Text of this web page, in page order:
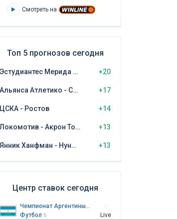
Смотреть на
Топ 5 прогнозов сегодня
Эстудиантес Мерида - Самора +20
Альянса Атлетико - Сьенсиано +17
ЦСКА - Ростов +14
Локомотив - Акрон Тольятти +13
Янник Ханфман - Нуно Борхес +13
Центр ставок сегодня
Чемпионат Аргентины. Примера дивизион
Футбол 6
Live